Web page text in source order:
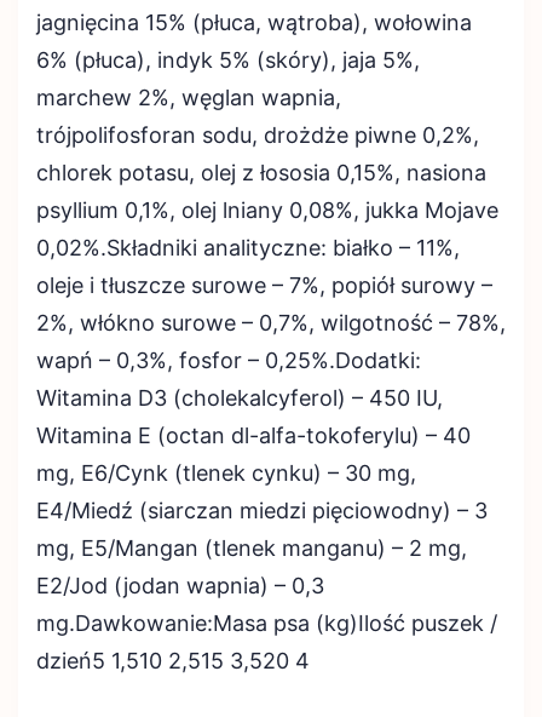
jagnięcina 15% (płuca, wątroba), wołowina
6% (płuca), indyk 5% (skóry), jaja 5%,
marchew 2%, węglan wapnia,
trójpolifosforan sodu, drożdże piwne 0,2%,
chlorek potasu, olej z łososia 0,15%, nasiona
psyllium 0,1%, olej lniany 0,08%, jukka Mojave
0,02%.Składniki analityczne: białko – 11%,
oleje i tłuszcze surowe – 7%, popiół surowy –
2%, włókno surowe – 0,7%, wilgotność – 78%,
wapń – 0,3%, fosfor – 0,25%.Dodatki:
Witamina D3 (cholekalcyferol) – 450 IU,
Witamina E (octan dl-alfa-tokoferylu) – 40
mg, E6/Cynk (tlenek cynku) – 30 mg,
E4/Miedź (siarczan miedzi pięciowodny) – 3
mg, E5/Mangan (tlenek manganu) – 2 mg,
E2/Jod (jodan wapnia) – 0,3
mg.Dawkowanie:Masa psa (kg)Ilość puszek /
dzień5 1,510 2,515 3,520 4